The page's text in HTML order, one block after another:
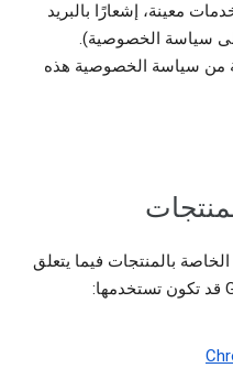
معينة، إشعارًا بالبريد
سياسة الخصوصية).
من سياسة الخصوصية هذه
بالمنتجات فيما يتعلق